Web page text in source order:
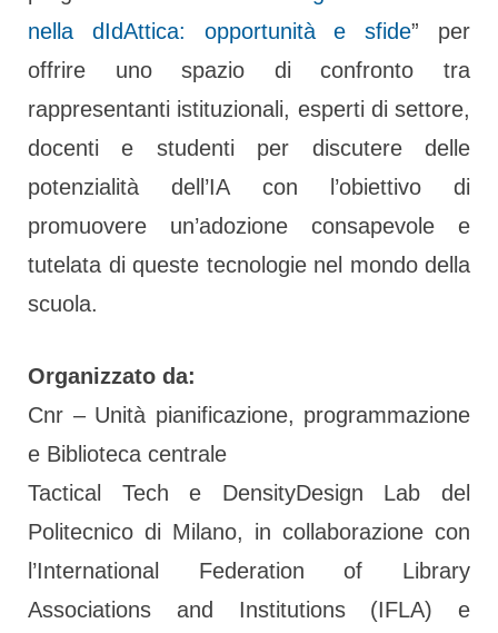
nella dIdAttica: opportunità e sfide” per
offrire uno spazio di confronto tra
rappresentanti istituzionali, esperti di settore,
docenti e studenti per discutere delle
potenzialità dell’IA con l’obiettivo di
promuovere un’adozione consapevole e
tutelata di queste tecnologie nel mondo della
scuola.
Organizzato da:
Cnr – Unità pianificazione, programmazione
e Biblioteca centrale
Tactical Tech e DensityDesign Lab del
Politecnico di Milano, in collaborazione con
l’International Federation of Library
Associations and Institutions (IFLA) e